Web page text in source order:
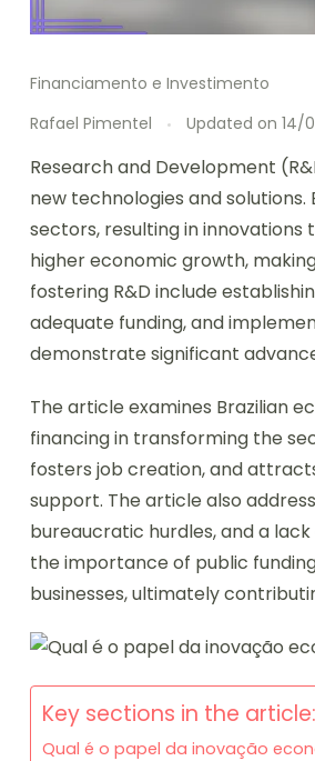
Financiamento e Investimento
Rafael Pimentel
Updated on 14/
Research and Development
new technologies and
sectors, resulting in innovations
higher economic growth,
fostering R&D include
adequate funding, and
demonstrate significant
The article examines Brazilian
financing in transforming the
fosters job creation, and
support. The article also
bureaucratic hurdles, and a
the importance of public
businesses, ultimately
Key sections in the article:
Qual é o papel da inovação